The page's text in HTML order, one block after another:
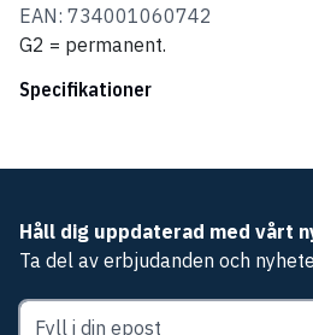
EAN: 734001060742
G2 = permanent.
Specifikationer
Håll dig uppdaterad med vårt
Ta del av erbjudanden och